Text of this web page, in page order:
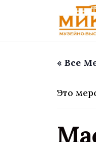
« Все
Это